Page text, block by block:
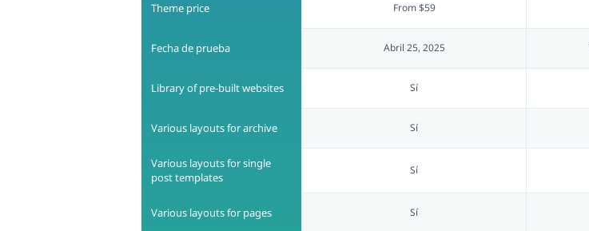
Theme price From $59
Fecha de prueba Abril 25, 2025
Library of pre-built websites Sí
Various layouts for archive Sí
Various layouts for single
post templates
Sí
Various layouts for pages Sí